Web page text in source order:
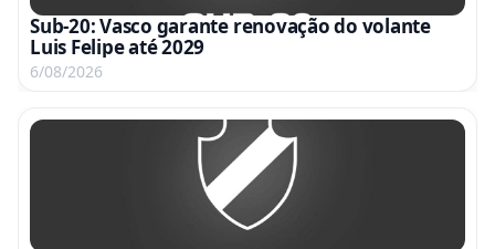
Sub-20: Vasco garante renovação do volante
Luis Felipe até 2029
6/08/2026